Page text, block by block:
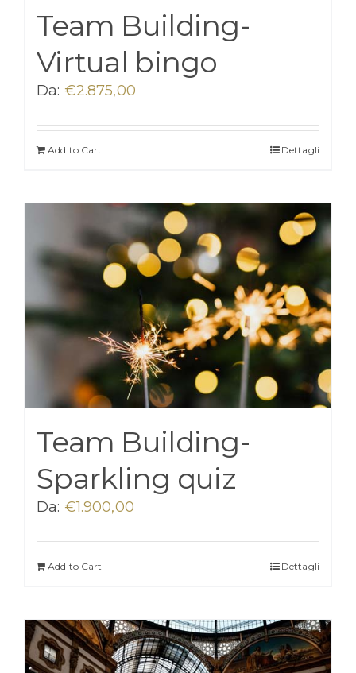
Team Building-
Virtual bingo
Da: €2.875,00
Add to Cart Dettagli
Team Building-
Sparkling quiz
Da: €1.900,00
Add to Cart Dettagli